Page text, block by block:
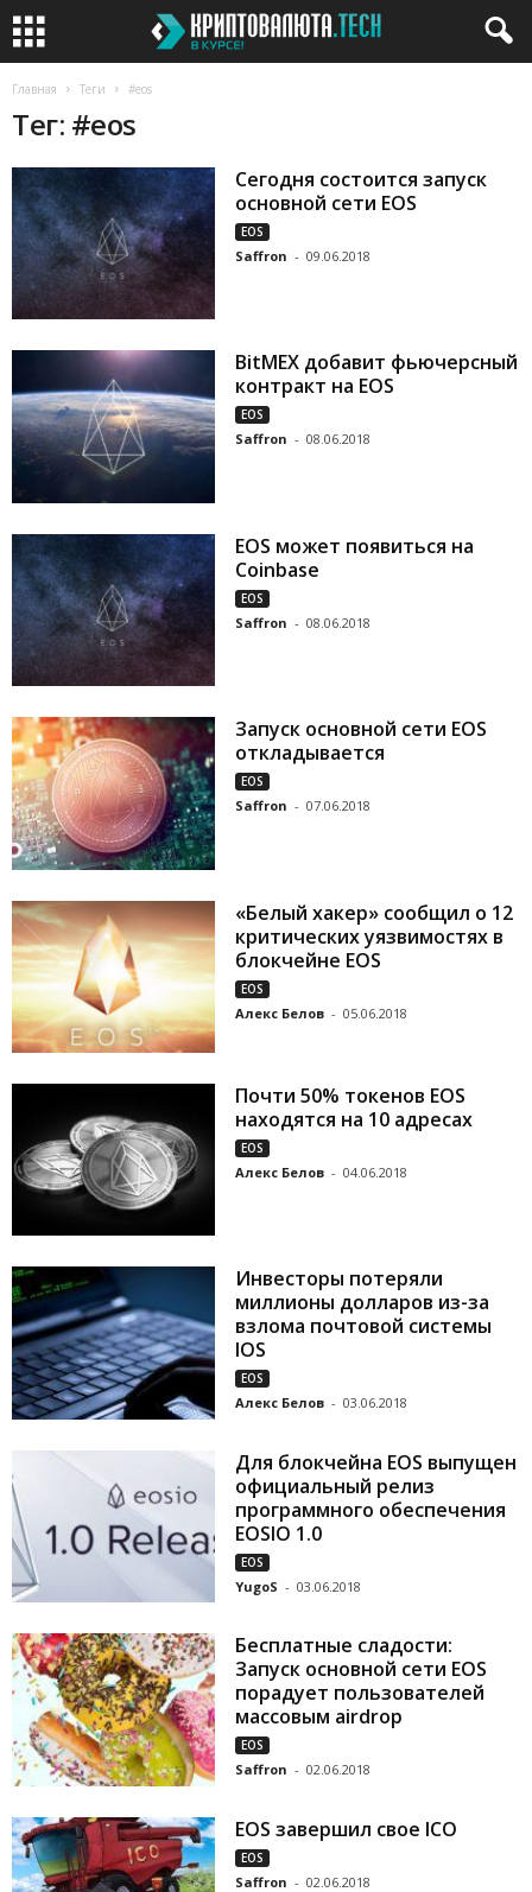
Главная Теги #eos
Тег: #eos
Сегодня состоится запуск
основной сети EOS
EOS
Saffron - 09.06.2018
BitMEX добавит фьючерсный
контракт на EOS
EOS
Saffron - 08.06.2018
EOS может появиться на
Coinbase
EOS
Saffron - 08.06.2018
Запуск основной сети EOS
откладывается
EOS
Saffron - 07.06.2018
«Белый хакер» сообщил о 12
критических уязвимостях в
блокчейне EOS
EOS
Алекс Белов - 05.06.2018
Почти 50% токенов EOS
находятся на 10 адресах
EOS
Алекс Белов - 04.06.2018
Инвесторы потеряли
миллионы долларов из-за
взлома почтовой системы
IOS
EOS
Алекс Белов - 03.06.2018
Для блокчейна EOS выпущен
официальный релиз
программного обеспечения
EOSIO 1.0
EOS
YugoS - 03.06.2018
Бесплатные сладости:
Запуск основной сети EOS
порадует пользователей
массовым airdrop
EOS
Saffron - 02.06.2018
EOS завершил свое ICO
EOS
Saffron - 02.06.2018